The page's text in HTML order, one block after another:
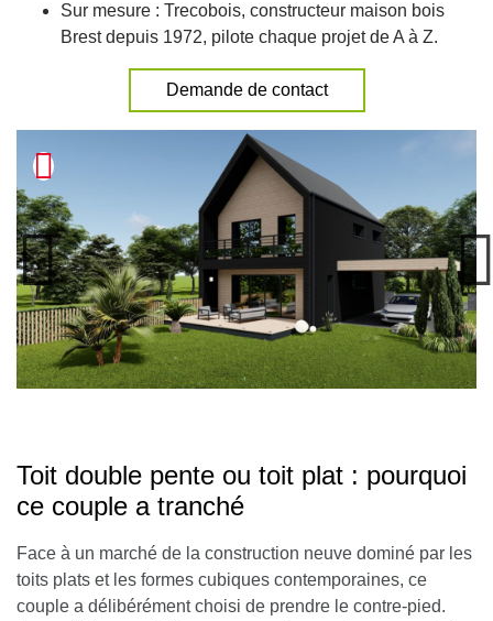
Sur mesure : Trecobois, constructeur maison bois
Brest depuis 1972, pilote chaque projet de A à Z.
Demande de contact
Toit double pente ou toit plat : pourquoi
ce couple a tranché
Face à un marché de la construction neuve dominé par les
toits plats et les formes cubiques contemporaines, ce
couple a délibérément choisi de prendre le contre-pied.